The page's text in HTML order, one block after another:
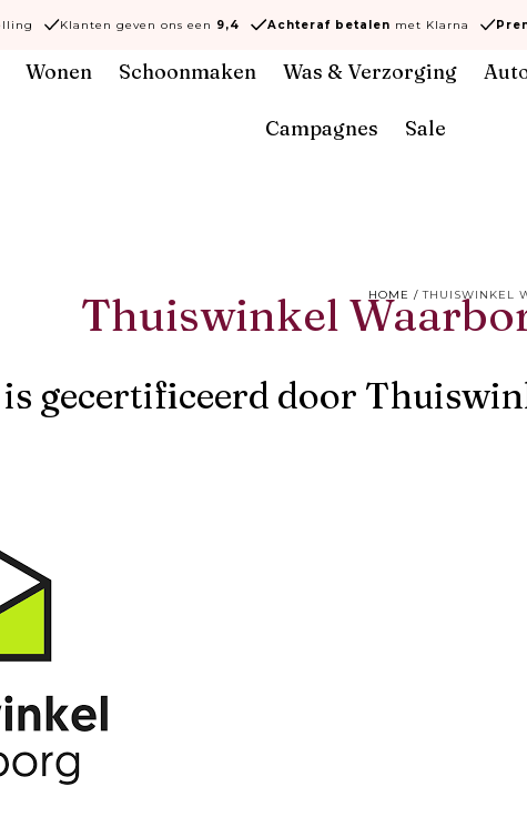
Klanten geven ons een 9,4 Achteraf betalen met Klarna
Wonen Schoonmaken Was & Verzorging
Campagnes Sale
HOME / THUISWINKEL
Thuiswinkel
gecertificeerd door